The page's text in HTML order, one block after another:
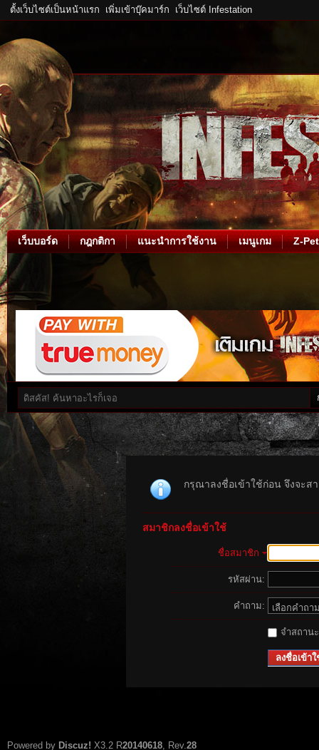
ตั้งเว็บไซต์เป็นหน้าแรก เพิ่มเข้าบุ๊คมาร์ก เว็บไซต์ Infestation
เว็บบอร์ด กฎกติกา แนะนำการใช้งาน เมนูเกม Z-Pet
กรุณาลงชื่อเข้าใช้ก่อน จึงจะส
สมาชิกลงชื่อเข้าใช้
ชื่อสมาชิก
รหัสผ่าน:
คำถาม:
จำสถาน
ลงชื่อเข้าใ
Powered by Discuz! X3.2 R20140618, Rev.28